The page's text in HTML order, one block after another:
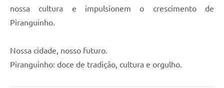
nossa cultura e impulsionem o crescimento de
Piranguinho.
Nossa cidade, nosso futuro.
Piranguinho: doce de tradição, cultura e orgulho.